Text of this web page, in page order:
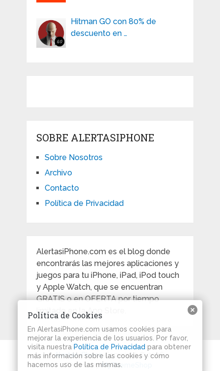
Hitman GO con 80% de
descuento en …
SOBRE ALERTASIPHONE
Sobre Nosotros
Archivo
Contacto
Política de Privacidad
AlertasiPhone.com es el blog donde
encontrarás las mejores aplicaciones y
juegos para tu iPhone, iPad, iPod touch
y Apple Watch, que se encuentran
GRATIS o en OFERTA por tiempo
limitado en la App Store.
Alertas iPhoneCopyright © 2026.
Theme byMyThemeShop
Política de Cookies
En AlertasiPhone.com usamos cookies para
mejorar la experiencia de los usuarios. Por favor,
visita nuestra Política de Privacidad para obtener
más información sobre las cookies y cómo
hacemos uso de las mismas.